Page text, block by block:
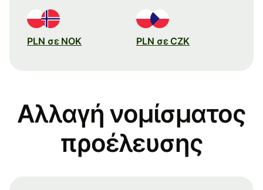
PLN σε NOK PLN σε CZK
Αλλαγή νομίσματος
προέλευσης